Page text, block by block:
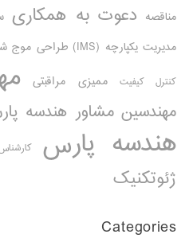
مناقصه دعوت به همکاری
مدیریت یکپارچه (IMS)
طراحی موج
کنترل کیفیت ممیزی مراقبتی
مهندسین مشاور هندسه
هندسه پارس
ژئوتکنیک
Categories